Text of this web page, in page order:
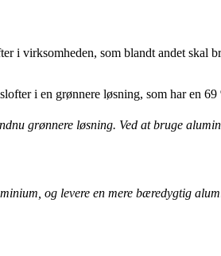
virksomheden, som blandt andet skal
i en grønnere løsning, som har en 69
grønnere løsning. Ved at bruge
og levere en mere bæredygtig